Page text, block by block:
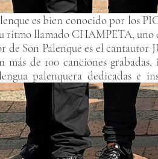
es bien conocido por los
ritmo llamado CHAMPETA, uno
de Son Palenque es el
más de 100 canciones
palenquera dedicadas e